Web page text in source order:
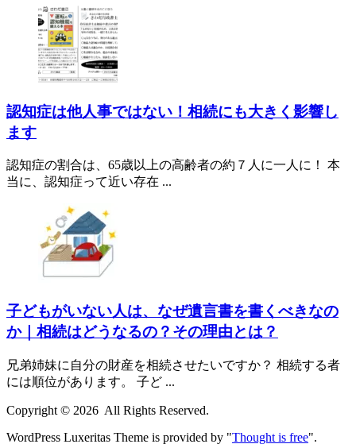
認知症は他人事ではない！相続にも大きく影響し
ます
認知症の割合は、65歳以上の高齢者の約７人に一人に！ 本
当に、認知症って近い存在 ...
子どもがいない人は、なぜ遺言書を書くべきなの
か｜相続はどうなるの？その理由とは？
兄弟姉妹に自分の財産を相続させたいですか？ 相続する者
には順位があります。 子ど ...
Copyright © 2026 All Rights Reserved.
WordPress Luxeritas Theme is provided by "Thought is free".